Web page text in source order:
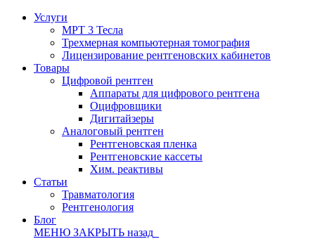
Услуги
МРТ 3 Тесла
Трехмерная компьютерная томография
Лицензирование рентгеновских кабинетов
Товары
Цифровой рентген
Аппараты для цифрового рентгена
Оцифровщики
Дигитайзеры
Аналоговый рентген
Рентгеновская пленка
Рентгеновские кассеты
Хим. реактивы
Статьи
Травматология
Рентгенология
Блог
МЕНЮ ЗАКРЫТЬ назад